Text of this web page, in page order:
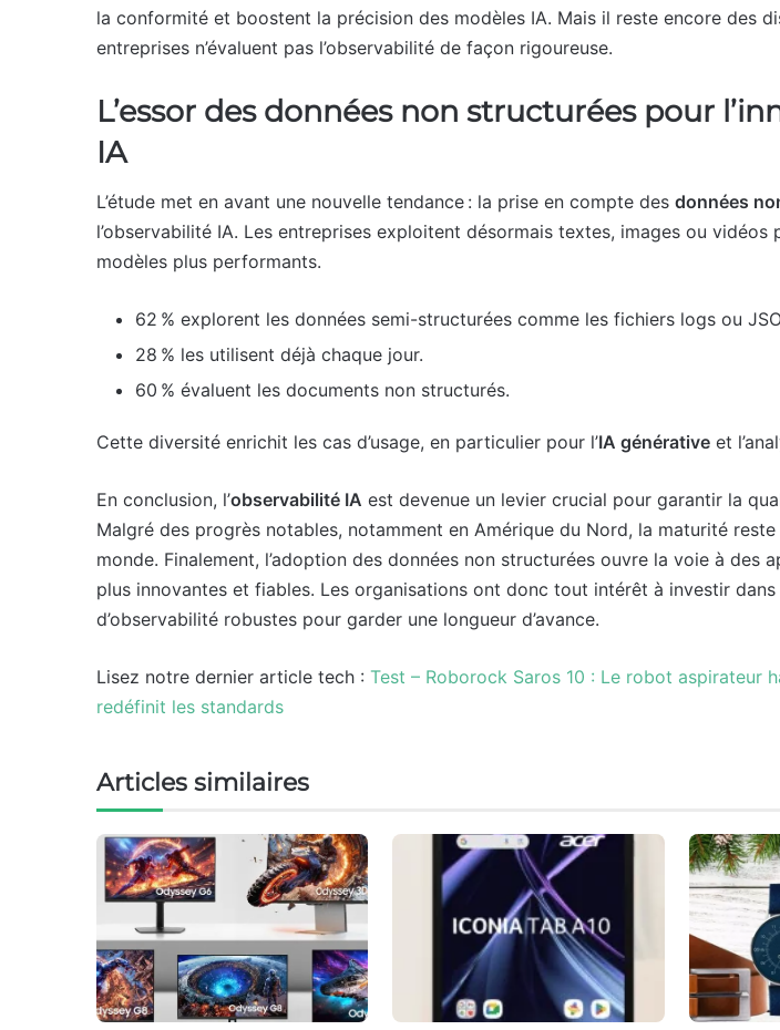
la conformité et boostent la précision des modèles IA. Mais il reste encore des
entreprises n’évaluent pas l’observabilité de façon rigoureuse.
L’essor des données non structurées pour
IA
L’étude met en avant une nouvelle tendance : la prise en compte des données
l’observabilité IA. Les entreprises exploitent désormais textes, images ou vidéos
modèles plus performants.
62 % explorent les données semi-structurées comme les fichiers logs ou
28 % les utilisent déjà chaque jour.
60 % évaluent les documents non structurés.
Cette diversité enrichit les cas d’usage, en particulier pour l’IA générative et
En conclusion, l’observabilité IA est devenue un levier crucial pour garantir la
Malgré des progrès notables, notamment en Amérique du Nord, la maturité
monde. Finalement, l’adoption des données non structurées ouvre la voie à des
plus innovantes et fiables. Les organisations ont donc tout intérêt à investir
d’observabilité robustes pour garder une longueur d’avance.
Lisez notre dernier article tech : Test – Roborock Saros 10 : Le robot aspirateur
redéfinit les standards
Articles similaires